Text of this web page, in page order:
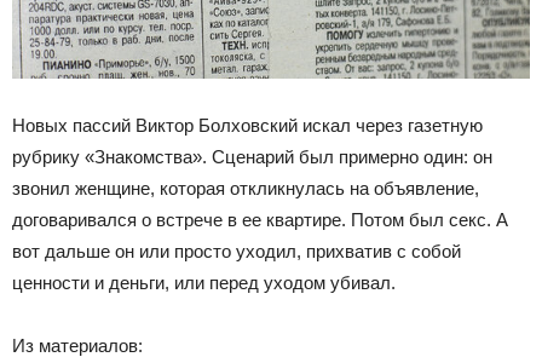
Новых пассий Виктор Болховский искал через газетную
рубрику «Знакомства». Сценарий был примерно один: он
звонил женщине, которая откликнулась на объявление,
договаривался о встрече в ее квартире. Потом был секс. А
вот дальше он или просто уходил, прихватив с собой
ценности и деньги, или перед уходом убивал.
Из материалов: